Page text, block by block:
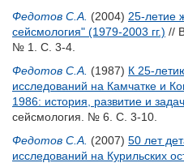
Федотов С.А. (2004) 25-летие
сейсмология" (1979-2003 гг.) //
№ 1. С. 3-4.
Федотов С.А. (1987) К 25-
исследований на Камчатке и
1986: история, развитие и
сейсмология. № 6. С. 3-10.
Федотов С.А. (2007) 50 лет
исследований на Курильских